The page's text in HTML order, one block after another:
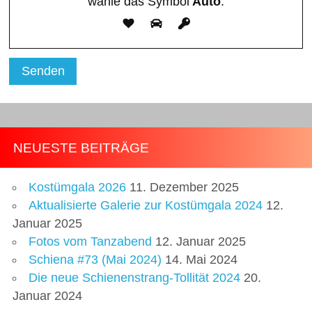
NEUESTE BEITRÄGE
Kostümgala 2026 11. Dezember 2025
Aktualisierte Galerie zur Kostümgala 2024 12.
Januar 2025
Fotos vom Tanzabend 12. Januar 2025
Schiena #73 (Mai 2024) 14. Mai 2024
Die neue Schienenstrang-Tollität 2024 20.
Januar 2024